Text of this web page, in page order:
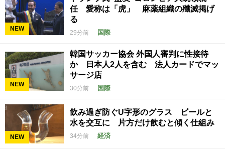
NEW
任 愛称は「虎」 麻薬組織の殲滅掲げ
る
29分前 国際
NEW
韓国サッカー協会 外国人審判に性接待
か 日本人2人を含む 法人カードでマッ
サージ店
30分前 国際
NEW
飲み過ぎ防ぐU字形のグラス ビールと
水を交互に 片方だけ飲むと傾く仕組み
34分前 経済